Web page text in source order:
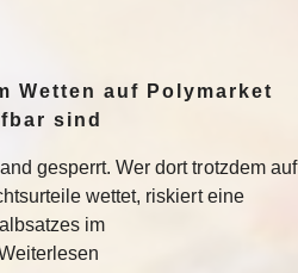
Wetten auf Polymarket
sind
gesperrt. Wer dort trotzdem auf
wettet, riskiert eine
im